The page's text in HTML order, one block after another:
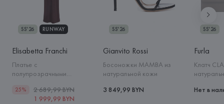
SS'26 RUNWAY
Elisabetta Franchi
Платье с
полупрозрачными
25%
2 689,99 BYN
1 999,99 BYN
SS'26
Gianvito Rossi
Босоножки MAMBA из
натуральной кожи
3 849,99 BYN
SS'26
Furla
Клатч
Нет в